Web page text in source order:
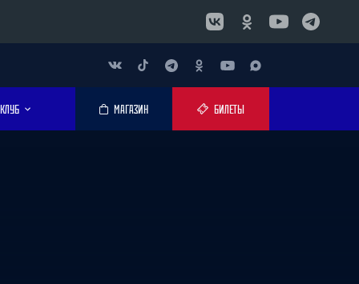
КЛУБ МАГАЗИН БИЛЕТЫ